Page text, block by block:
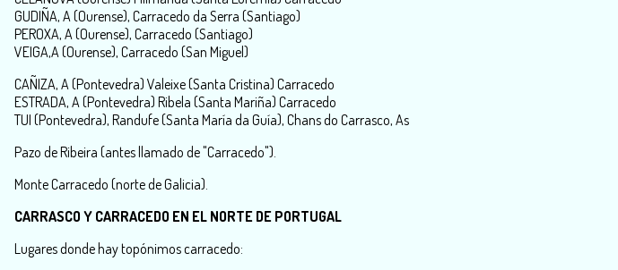
GUDIÑA, A (Ourense), Carracedo da Serra (Santiago)
PEROXA, A (Ourense), Carracedo (Santiago)
VEIGA,A (Ourense), Carracedo (San Miguel)
CAÑIZA, A (Pontevedra) Valeixe (Santa Cristina) Carracedo
ESTRADA, A (Pontevedra) Ribela (Santa Mariña) Carracedo
TUI (Pontevedra), Randufe (Santa María da Guía), Chans do Carrasco, As
Pazo de Ribeira (antes llamado de "Carracedo").
Monte Carracedo (norte de Galicia).
CARRASCO Y CARRACEDO EN EL NORTE DE PORTUGAL
Lugares donde hay topónimos carracedo: